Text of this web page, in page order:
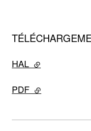
HAL - lien externe
PDF - lien externe